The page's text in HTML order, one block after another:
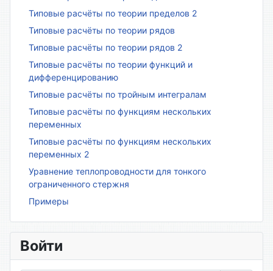
Типовые расчёты по теории пределов 2
Типовые расчёты по теории рядов
Типовые расчёты по теории рядов 2
Типовые расчёты по теории функций и
дифференцированию
Типовые расчёты по тройным интегралам
Типовые расчёты по функциям нескольких
переменных
Типовые расчёты по функциям нескольких
переменных 2
Уравнение теплопроводности для тонкого
ограниченного стержня
Примеры
Войти